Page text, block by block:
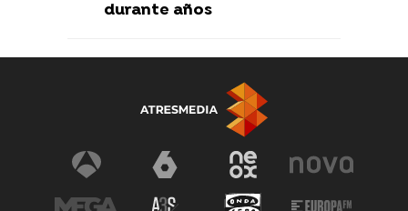
durante años